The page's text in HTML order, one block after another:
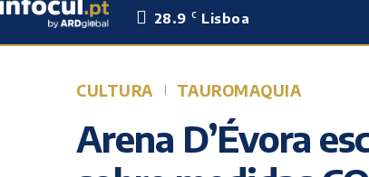
28.9 C Lisboa
CULTURA TAUROMAQUIA
Arena D’Évora